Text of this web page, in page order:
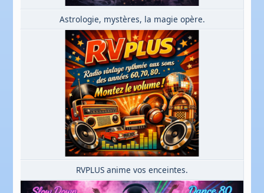
Astrologie, mystères, la magie opère.
RVPLUS anime vos enceintes.